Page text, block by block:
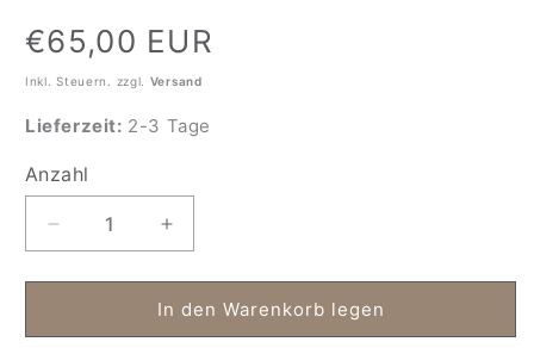
Normaler
Preis
€65,00 EUR
Inkl. Steuern. zzgl. Versand
Lieferzeit: 2-3 Tage
Anzahl
Anzahl
Verringere
die
Menge
Badvorleger
Erhöhe
die
Menge
für
Badvorleger
In den Warenkorb legen